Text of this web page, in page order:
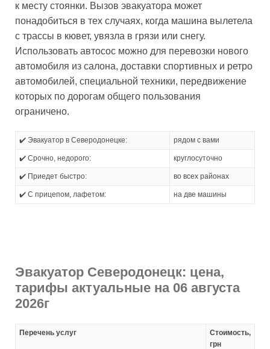
к месту стоянки. Вызов эвакуатора может
понадобиться в тех случаях, когда машина вылетела
с трассы в кювет, увязла в грязи или снегу.
Использовать автосос можно для перевозки нового
автомобиля из салона, доставки спортивных и ретро
автомобилей, специальной техники, передвижение
которых по дорогам общего пользования
ограничено.
✔️ Эвакуатор в Северодонецке: рядом с вами
✔️ Срочно, недорого: круглосуточно
✔️ Приедет быстро: во всех районах
✔️ С прицепом, лафетом: на две машины
Эвакуатор Северодонецк: цена,
тарифы актуальные на 06 августа
2026г
Перечень услуг
Стоимость,
грн